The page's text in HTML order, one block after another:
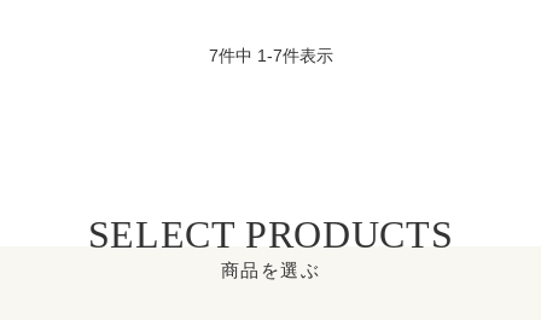
7件中 1-7件表示
SELECT PRODUCTS
商品を選ぶ